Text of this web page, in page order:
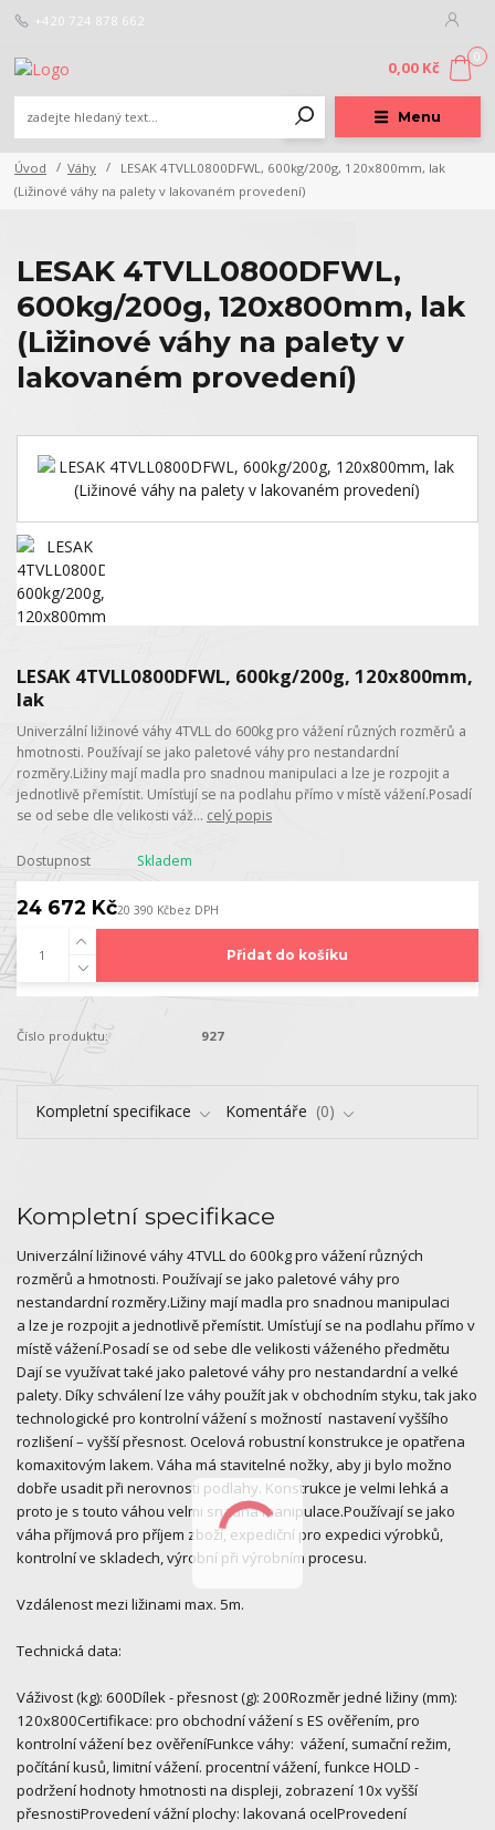
Menu
+420 724 878 662
0
0,00 Kč
Úvod Váhy
LESAK 4TVLL0800DFWL, 600kg/200g, 120x800mm, lak
(Ližinové váhy na palety v lakovaném provedení)
LESAK 4TVLL0800DFWL,
600kg/200g, 120x800mm, lak
(Ližinové váhy na palety v
lakovaném provedení)
LESAK 4TVLL0800DFWL, 600kg/200g, 120x800mm,
lak
Univerzální ližinové váhy 4TVLL do 600kg pro vážení různých rozměrů a
hmotnosti. Používají se jako paletové váhy pro nestandardní
rozměry.Ližiny mají madla pro snadnou manipulaci a lze je rozpojit a
jednotlivě přemístit. Umísťují se na podlahu přímo v místě vážení.Posadí
se od sebe dle velikosti váž... celý popis
Dostupnost Skladem
24 672 Kč20 390 Kčbez DPH
Přidat do košíku
Číslo produktu: 927
Kompletní specifikace Komentáře 0
Kompletní specifikace
Univerzální ližinové váhy 4TVLL do 600kg pro vážení různých
rozměrů a hmotnosti. Používají se jako paletové váhy pro
nestandardní rozměry.Ližiny mají madla pro snadnou manipulaci
a lze je rozpojit a jednotlivě přemístit. Umísťují se na podlahu přímo v
místě vážení.Posadí se od sebe dle velikosti váženého předmětu
Dají se využívat také jako paletové váhy pro nestandardní a velké
palety. Díky schválení lze váhy použít jak v obchodním styku, tak jako
technologické pro kontrolní vážení s možností nastavení vyššího
rozlišení – vyšší přesnost. Ocelová robustní konstrukce je opatřena
komaxitovým lakem. Váha má stavitelné nožky, aby ji bylo možno
dobře usadit při nerovnosti podlahy. Konstrukce je velmi lehká a
proto je s touto váhou velmi snadná manipulace.Používají se jako
váha příjmová pro příjem zboží, expediční pro expedici výrobků,
kontrolní ve skladech, výrobní při výrobním procesu.
Vzdálenost mezi ližinami max. 5m.
Technická data:
Váživost (kg): 600Dílek - přesnost (g): 200Rozměr jedné ližiny (mm):
120x800Certifikace: pro obchodní vážení s ES ověřením, pro
kontrolní vážení bez ověřeníFunkce váhy: vážení, sumační režim,
počítání kusů, limitní vážení. procentní vážení, funkce HOLD -
podržení hodnoty hmotnosti na displeji, zobrazení 10x vyšší
přesnostiProvedení vážní plochy: lakovaná ocelProvedení